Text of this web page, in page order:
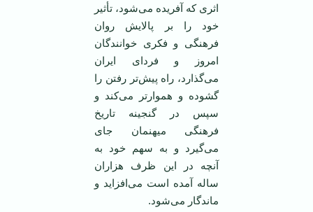
اثری که آفریده می‌شود، تأثیر
خود را بر پالایش روان
فرهنگی و فکری خوانندگان
امروز و فردای ایران
می‌گذارد، راه پیش‌تر رفتن را
گشوده و هموارتر می‌کند و
سپس در گنجینه تاریخ
فرهنگی میهنمان جای
می‌گیرد و به سهم خود به
آنچه در این ظرف هزاران
ساله آمده است می‌افزاید و
ماندگار می‌شود.